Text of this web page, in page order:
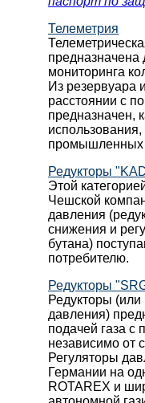
Телеметрия
предназначена
мониторинга
Из резервуара
расстоянии с
предназначен,
промышленных
Редукторы
Этой
Чешской
давления
снижения и
бутана)
потребителю.
Редукторы
Редукторы
давления)
подачей газа с
независимо от
Регуляторы
Германии на
ROTAREX и